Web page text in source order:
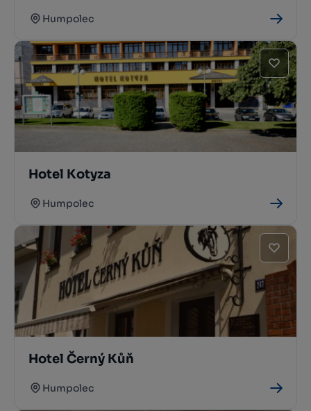
Humpolec
Hotel Kotyza
Humpolec
Hotel Černý Kůň
Humpolec